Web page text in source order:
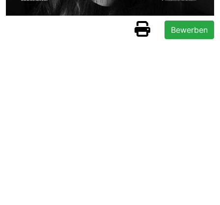
Bewerben